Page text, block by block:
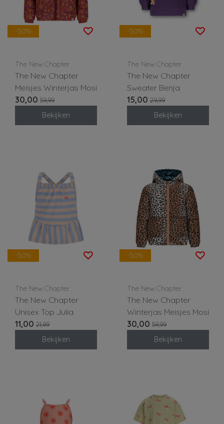
-50%
The New Chapter
The New Chapter
Meisjes Winterjas Mosi
30,00 59,99
Bekijken
-50%
The New Chapter
The New Chapter
Sweater Benja
15,00 29,99
Bekijken
-50%
The New Chapter
The New Chapter
Unisex Top Julia
11,00 21,99
Bekijken
-50%
The New Chapter
The New Chapter
Winterjas Meisjes Mosi
30,00 59,99
Bekijken